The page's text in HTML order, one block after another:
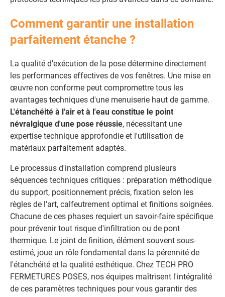
Comment garantir une installation
parfaitement étanche ?
La qualité d'exécution de la pose détermine directement
les performances effectives de vos fenêtres. Une mise en
œuvre non conforme peut compromettre tous les
avantages techniques d'une menuiserie haut de gamme.
L'étanchéité à l'air et à l'eau constitue le point
névralgique d'une pose réussie, nécessitant une
expertise technique approfondie et l'utilisation de
matériaux parfaitement adaptés.
Le processus d'installation comprend plusieurs
séquences techniques critiques : préparation méthodique
du support, positionnement précis, fixation selon les
règles de l'art, calfeutrement optimal et finitions soignées.
Chacune de ces phases requiert un savoir-faire spécifique
pour prévenir tout risque d'infiltration ou de pont
thermique. Le joint de finition, élément souvent sous-
estimé, joue un rôle fondamental dans la pérennité de
l'étanchéité et la qualité esthétique. Chez TECH PRO
FERMETURES POSES, nos équipes maîtrisent l'intégralité
de ces paramètres techniques pour vous garantir des